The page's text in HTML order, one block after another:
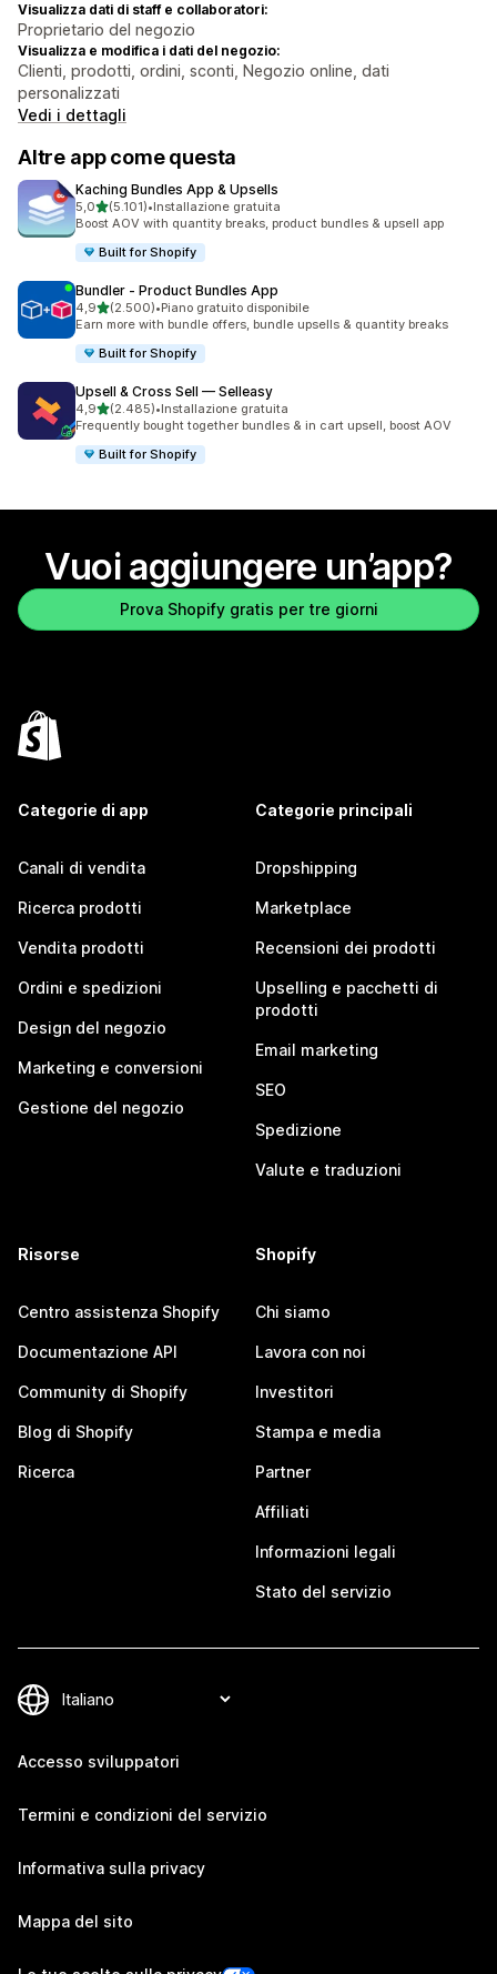
Visualizza dati di staff e collaboratori:
Proprietario del negozio
Visualizza e modifica i dati del negozio:
Clienti, prodotti, ordini, sconti, Negozio online, dati
personalizzati
Vedi i dettagli
Altre app come questa
Kaching Bundles App & Upsells
5,0stelle su 5
(5.101)
5101 recensioni totali
•Installazione gratuita
Boost AOV with quantity breaks, product bundles & upsell app
Built for Shopify
Bundler ‑ Product Bundles App
4,9stelle su 5
(2.500)
2500 recensioni totali
•Piano gratuito disponibile
Earn more with bundle offers, bundle upsells & quantity breaks
Built for Shopify
Upsell & Cross Sell — Selleasy
4,9stelle su 5
(2.485)
2485 recensioni totali
•Installazione gratuita
Frequently bought together bundles & in cart upsell, boost AOV
Built for Shopify
Vuoi aggiungere un’app?
Prova Shopify gratis per tre giorni
Categorie di app
Canali di vendita
Ricerca prodotti
Vendita prodotti
Ordini e spedizioni
Design del negozio
Marketing e conversioni
Gestione del negozio
Categorie principali
Dropshipping
Marketplace
Recensioni dei prodotti
Upselling e pacchetti di
prodotti
Email marketing
SEO
Spedizione
Valute e traduzioni
Risorse
Centro assistenza Shopify
Documentazione API
Community di Shopify
Blog di Shopify
Ricerca
Shopify
Chi siamo
Lavora con noi
Investitori
Stampa e media
Partner
Affiliati
Informazioni legali
Stato del servizio
Accesso sviluppatori
Termini e condizioni del servizio
Informativa sulla privacy
Mappa del sito